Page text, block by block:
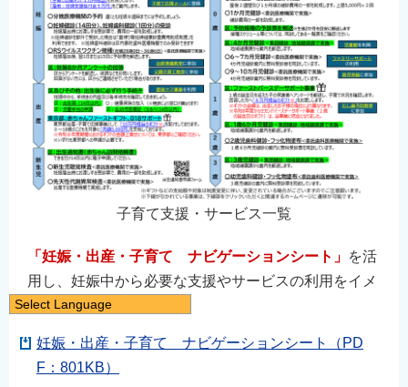
子育て支援・サービス一覧
「妊娠・出産・子育て ナビゲーションシート」 を活
用し、妊娠中から必要な支援やサービスの利用をイメ
ージしておきましょう。
妊娠・出産・子育て ナビゲーションシート（PD
F：801KB）
Select Language